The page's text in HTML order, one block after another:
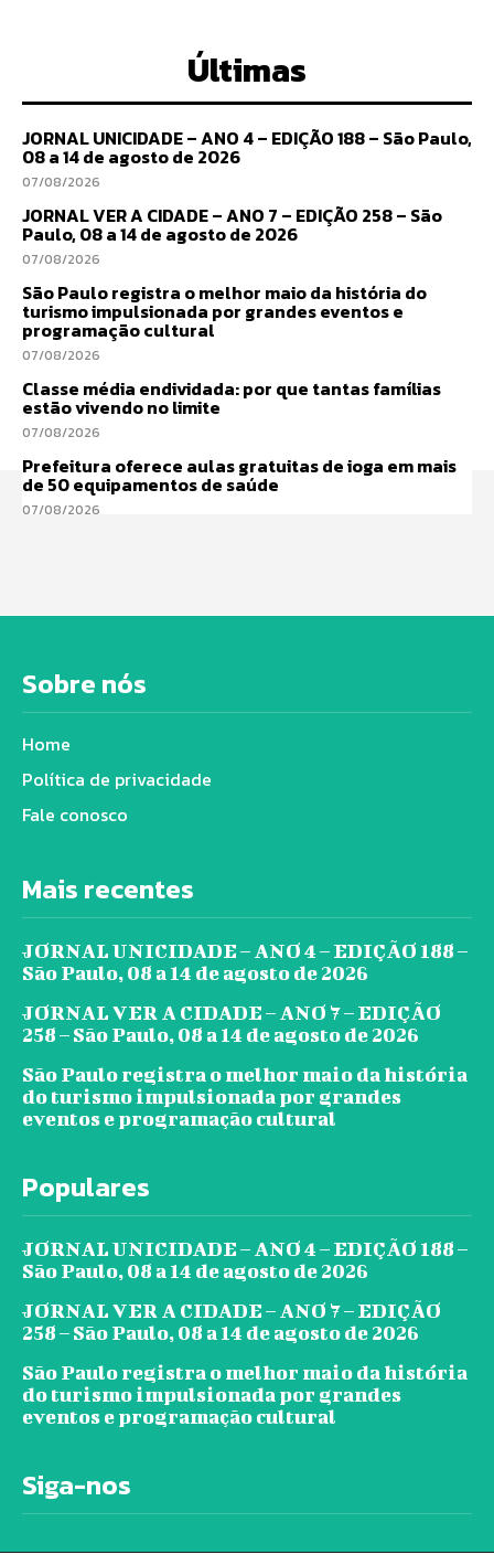
Últimas
JORNAL UNICIDADE – ANO 4 – EDIÇÃO 188 – São Paulo,
08 a 14 de agosto de 2026
07/08/2026
JORNAL VER A CIDADE – ANO 7 – EDIÇÃO 258 – São
Paulo, 08 a 14 de agosto de 2026
07/08/2026
São Paulo registra o melhor maio da história do
turismo impulsionada por grandes eventos e
programação cultural
07/08/2026
Classe média endividada: por que tantas famílias
estão vivendo no limite
07/08/2026
Prefeitura oferece aulas gratuitas de ioga em mais
de 50 equipamentos de saúde
07/08/2026
Sobre nós
Home
Política de privacidade
Fale conosco
Mais recentes
JORNAL UNICIDADE – ANO 4 – EDIÇÃO 188 –
São Paulo, 08 a 14 de agosto de 2026
JORNAL VER A CIDADE – ANO 7 – EDIÇÃO
258 – São Paulo, 08 a 14 de agosto de 2026
São Paulo registra o melhor maio da história
do turismo impulsionada por grandes
eventos e programação cultural
Populares
JORNAL UNICIDADE – ANO 4 – EDIÇÃO 188 –
São Paulo, 08 a 14 de agosto de 2026
JORNAL VER A CIDADE – ANO 7 – EDIÇÃO
258 – São Paulo, 08 a 14 de agosto de 2026
São Paulo registra o melhor maio da história
do turismo impulsionada por grandes
eventos e programação cultural
Siga-nos